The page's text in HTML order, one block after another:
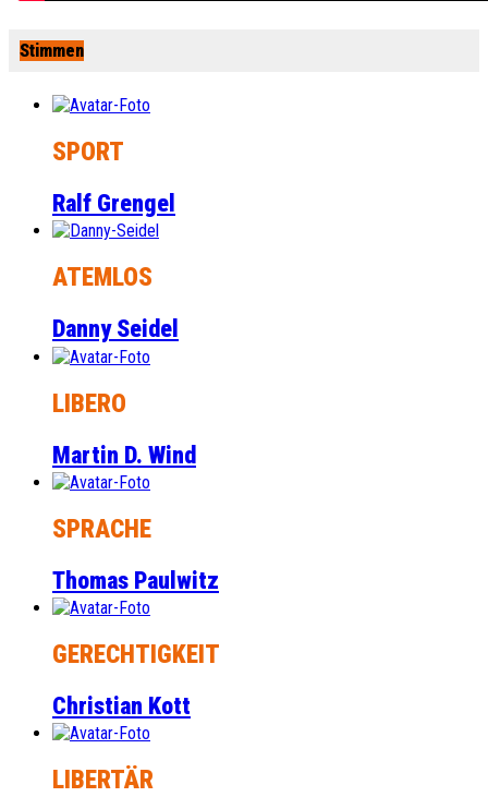
Stimmen
SPORT
Ralf Grengel
ATEMLOS
Danny Seidel
LIBERO
Martin D. Wind
SPRACHE
Thomas Paulwitz
GERECHTIGKEIT
Christian Kott
LIBERTÄR